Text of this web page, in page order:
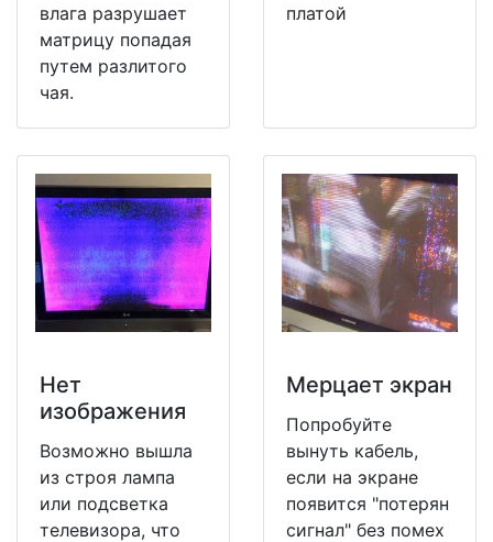
влага разрушает
матрицу попадая
путем разлитого
чая.
платой
Нет
изображения
Возможно вышла
из строя лампа
или подсветка
телевизора, что
Мерцает экран
Попробуйте
вынуть кабель,
если на экране
появится "потерян
сигнал" без помех